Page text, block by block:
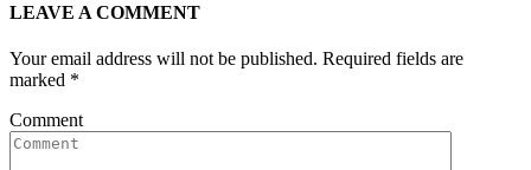
LEAVE A COMMENT
Your email address will not be published. Required fields are
marked *
Comment